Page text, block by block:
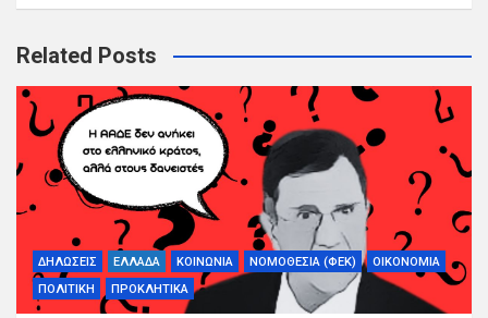
Related Posts
ΔΗΛΩΣΕΙΣ ΕΛΛΑΔΑ ΚΟΙΝΩΝΙΑ ΝΟΜΟΘΕΣΙΑ (ΦΕΚ)
ΟΙΚΟΝΟΜΙΑ
ΠΟΛΙΤΙΚΗ
ΠΡΟΚΛΗΤΙΚΑ